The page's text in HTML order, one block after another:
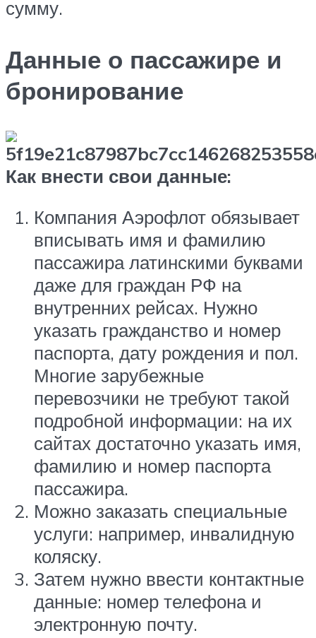
сумму.
Данные о пассажире и
бронирование
Как внести свои данные:
Компания Аэрофлот обязывает
вписывать имя и фамилию
пассажира латинскими буквами
даже для граждан РФ на
внутренних рейсах. Нужно
указать гражданство и номер
паспорта, дату рождения и пол.
Многие зарубежные
перевозчики не требуют такой
подробной информации: на их
сайтах достаточно указать имя,
фамилию и номер паспорта
пассажира.
Можно заказать специальные
услуги: например, инвалидную
коляску.
Затем нужно ввести контактные
данные: номер телефона и
электронную почту.